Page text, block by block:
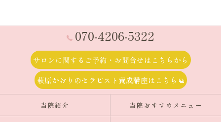
070-4206-5322
サロンに関するご予約・お問合せはこちらから
萩原かおりのセラピスト養成講座はこちら
当院紹介 当院おすすめメニュー